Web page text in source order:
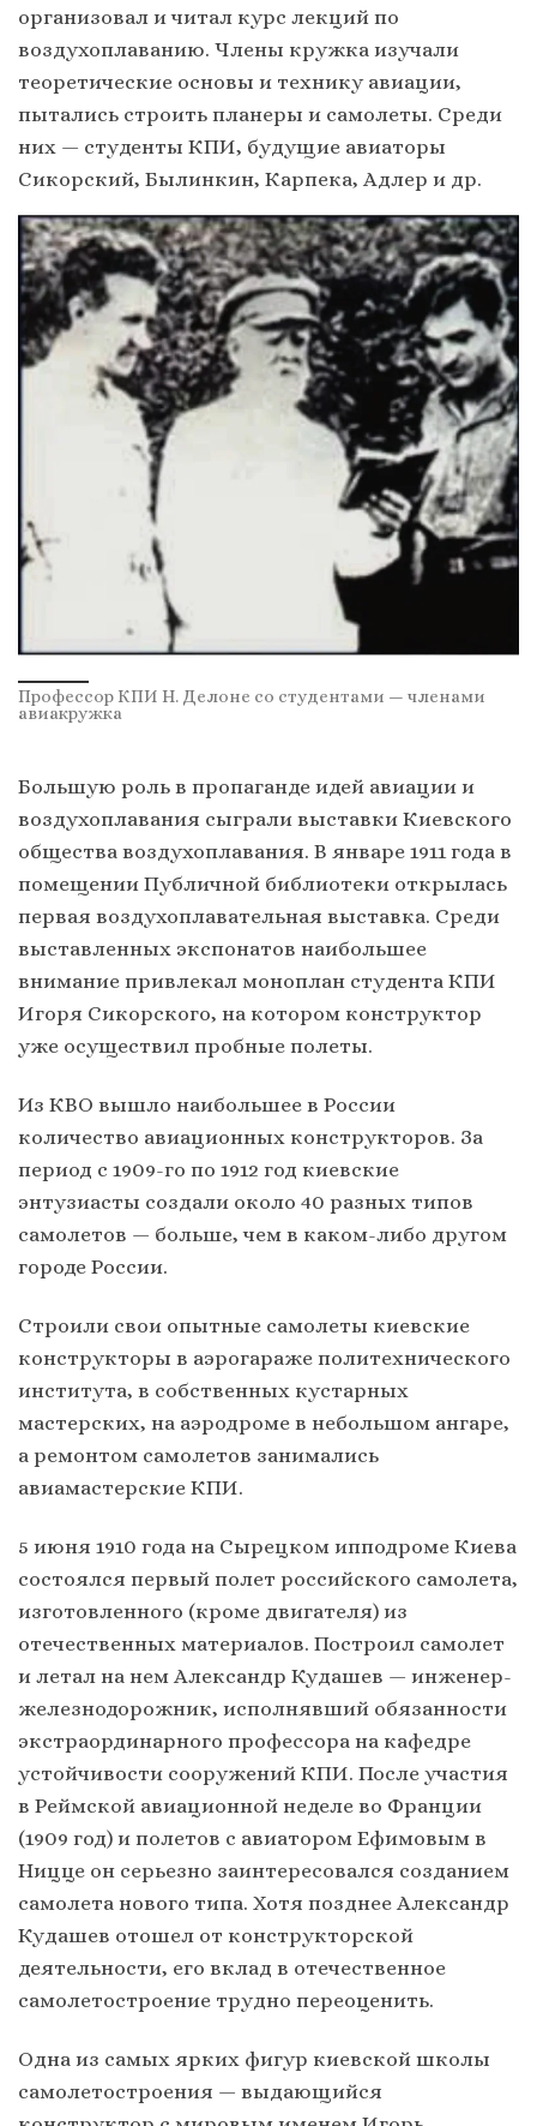
организовал и читал курс лекций по
воздухоплаванию. Члены кружка изучали
теоретические основы и технику авиации,
пытались строить планеры и самолеты. Среди
них — студенты КПИ, будущие авиаторы
Сикорский, Былинкин, Карпека, Адлер и др.
Профессор КПИ Н. Делоне со студентами — членами
авиакружка
Большую роль в пропаганде идей авиации и
воздухоплавания сыграли выставки Киевского
общества воздухоплавания. В январе 1911 года в
помещении Публичной библиотеки открылась
первая воздухоплавательная выставка. Среди
выставленных экспонатов наибольшее
внимание привлекал моноплан студента КПИ
Игоря Сикорского, на котором конструктор
уже осуществил пробные полеты.
Из КВО вышло наибольшее в России
количество авиационных конструкторов. За
период с 1909-го по 1912 год киевские
энтузиасты создали около 40 разных типов
самолетов — больше, чем в каком-либо другом
городе России.
Строили свои опытные самолеты киевские
конструкторы в аэрогараже политехнического
института, в собственных кустарных
мастерских, на аэродроме в небольшом ангаре,
а ремонтом самолетов занимались
авиамастерские КПИ.
5 июня 1910 года на Сырецком ипподроме Киева
состоялся первый полет российского самолета,
изготовленного (кроме двигателя) из
отечественных материалов. Построил самолет
и летал на нем Александр Кудашев — инженер-
железнодорожник, исполнявший обязанности
экстраординарного профессора на кафедре
устойчивости сооружений КПИ. После участия
в Реймской авиационной неделе во Франции
(1909 год) и полетов с авиатором Ефимовым в
Ницце он серьезно заинтересовался созданием
самолета нового типа. Хотя позднее Александр
Кудашев отошел от конструкторской
деятельности, его вклад в отечественное
самолетостроение трудно переоценить.
Одна из самых ярких фигур киевской школы
самолетостроения — выдающийся